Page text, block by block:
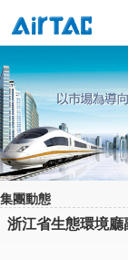
集團動態
浙江省生態環境